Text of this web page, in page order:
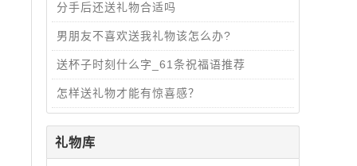
分手后还送礼物合适吗
男朋友不喜欢送我礼物该怎么办?
送杯子时刻什么字_61条祝福语推荐
怎样送礼物才能有惊喜感？
礼物库